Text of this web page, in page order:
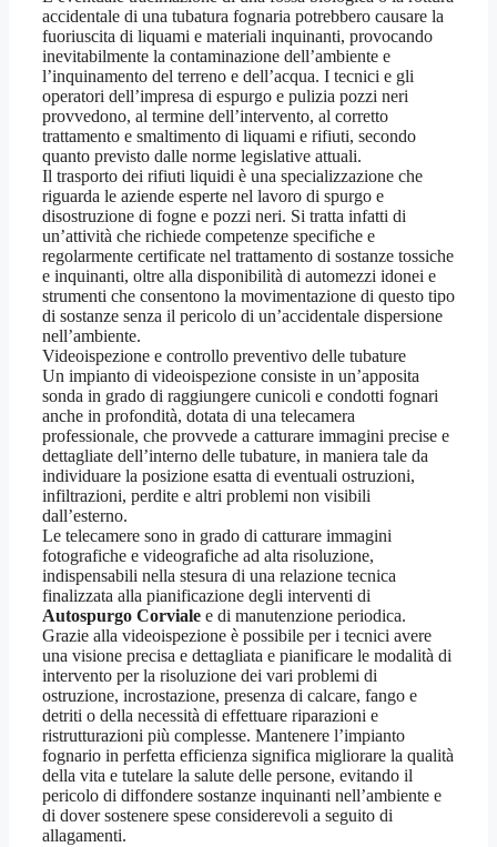
accidentale di una tubatura fognaria potrebbero causare la
fuoriuscita di liquami e materiali inquinanti, provocando
inevitabilmente la contaminazione dell’ambiente e
l’inquinamento del terreno e dell’acqua. I tecnici e gli
operatori dell’impresa di espurgo e pulizia pozzi neri
provvedono, al termine dell’intervento, al corretto
trattamento e smaltimento di liquami e rifiuti, secondo
quanto previsto dalle norme legislative attuali.
Il trasporto dei rifiuti liquidi è una specializzazione che
riguarda le aziende esperte nel lavoro di spurgo e
disostruzione di fogne e pozzi neri. Si tratta infatti di
un’attività che richiede competenze specifiche e
regolarmente certificate nel trattamento di sostanze tossiche
e inquinanti, oltre alla disponibilità di automezzi idonei e
strumenti che consentono la movimentazione di questo tipo
di sostanze senza il pericolo di un’accidentale dispersione
nell’ambiente.
Videoispezione e controllo preventivo delle tubature
Un impianto di videoispezione consiste in un’apposita
sonda in grado di raggiungere cunicoli e condotti fognari
anche in profondità, dotata di una telecamera
professionale, che provvede a catturare immagini precise e
dettagliate dell’interno delle tubature, in maniera tale da
individuare la posizione esatta di eventuali ostruzioni,
infiltrazioni, perdite e altri problemi non visibili
dall’esterno.
Le telecamere sono in grado di catturare immagini
fotografiche e videografiche ad alta risoluzione,
indispensabili nella stesura di una relazione tecnica
finalizzata alla pianificazione degli interventi di
Autospurgo Corviale e di manutenzione periodica.
Grazie alla videoispezione è possibile per i tecnici avere
una visione precisa e dettagliata e pianificare le modalità di
intervento per la risoluzione dei vari problemi di
ostruzione, incrostazione, presenza di calcare, fango e
detriti o della necessità di effettuare riparazioni e
ristrutturazioni più complesse. Mantenere l’impianto
fognario in perfetta efficienza significa migliorare la qualità
della vita e tutelare la salute delle persone, evitando il
pericolo di diffondere sostanze inquinanti nell’ambiente e
di dover sostenere spese considerevoli a seguito di
allagamenti.